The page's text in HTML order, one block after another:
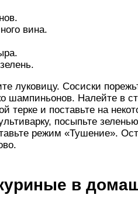
вина.
луковицу. Сосиски
шампиньонов. Налейте в
терке и поставьте на
посыпьте
режим «Тушение».
в